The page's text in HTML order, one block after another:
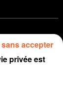
privée est
accepter